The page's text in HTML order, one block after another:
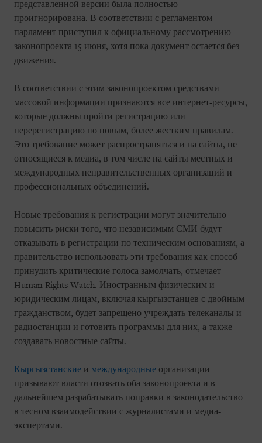
представленной версии была полностью
проигнорирована. В соответствии с регламентом
парламент приступил к официальному рассмотрению
законопроекта 15 июня, хотя пока документ остается без
движения.
В соответствии с этим законопроектом средствами
массовой информации признаются все интернет-ресурсы,
которые должны пройти регистрацию или
перерегистрацию по новым, более жестким правилам.
Это требование может распространяться и на сайты, не
относящиеся к медиа, в том числе на сайты местных и
международных неправительственных организаций и
профессиональных объединений.
Новые требования к регистрации могут значительно
повысить риски того, что независимым СМИ будут
отказывать в регистрации по техническим основаниям, а
правительство использовать эти требования как способ
принудить критические голоса замолчать, отмечает
Human Rights Watch. Иностранным физическим и
юридическим лицам, включая кыргызстанцев с двойным
гражданством, будет запрещено учреждать телеканалы и
радиостанции и готовить программы для них, а также
создавать новостные сайты.
Кыргызстанские и международные организации
призывают власти отозвать оба законопроекта и в
дальнейшем разрабатывать поправки в законодательство
в тесном взаимодействии с журналистами и медиа-
экспертами.